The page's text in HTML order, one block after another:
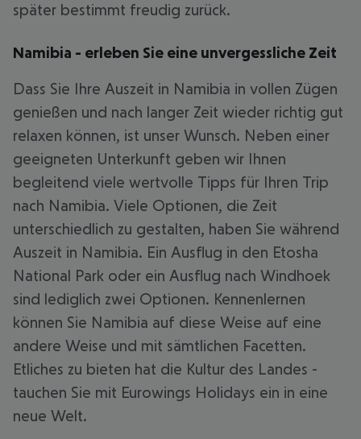
später bestimmt freudig zurück.
Namibia - erleben Sie eine unvergessliche Zeit
Dass Sie Ihre Auszeit in Namibia in vollen Zügen
genießen und nach langer Zeit wieder richtig gut
relaxen können, ist unser Wunsch. Neben einer
geeigneten Unterkunft geben wir Ihnen
begleitend viele wertvolle Tipps für Ihren Trip
nach Namibia. Viele Optionen, die Zeit
unterschiedlich zu gestalten, haben Sie während
Auszeit in Namibia. Ein Ausflug in den Etosha
National Park oder ein Ausflug nach Windhoek
sind lediglich zwei Optionen. Kennenlernen
können Sie Namibia auf diese Weise auf eine
andere Weise und mit sämtlichen Facetten.
Etliches zu bieten hat die Kultur des Landes -
tauchen Sie mit Eurowings Holidays ein in eine
neue Welt.